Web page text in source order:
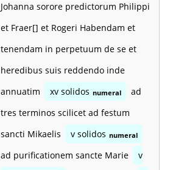
Johanna sorore predictorum Philippi
et Fraer[] et Rogeri Habendam et
tenendam in perpetuum de se et
heredibus suis reddendo inde
annuatim
xv solidos numeral
ad
tres terminos scilicet ad festum
sancti Mikaelis
v solidos numeral
ad purificationem sancte Marie
v